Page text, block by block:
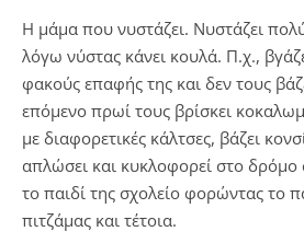
Η μάμα που νυστάζει. Νυστάζει
λόγω νύστας κάνει κουλά. Π.χ.,
φακούς επαφής της και δεν τους
επόμενο πρωί τους βρίσκει
με διαφορετικές κάλτσες, βάζει
απλώσει και κυκλοφορεί στο δρόμο
το παιδί της σχολείο φορώντας το
πιτζάμας και τέτοια.